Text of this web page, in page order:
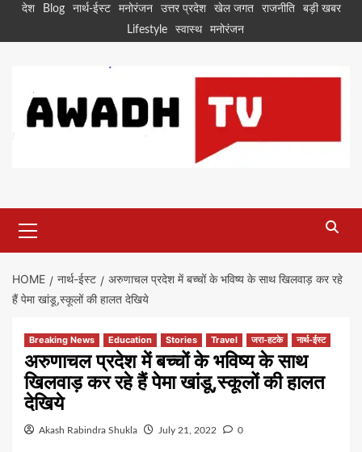
Skipदेश Blog नार्थ-ईस्ट मनोरंजन उत्तर प्रदेश खेल जगत राजनीति
बड़ी खबर
Lifestyle
स्वास्थ मनोरंजन
Menu
HOME नार्थ-ईस्ट
अरुणाचल प्रदेश में बच्चों के भविष्य के साथ खिलवाड़ कर रहे
हैं पेमा खांडू,स्कूलों की हालत देखिये
Breaking News Education Stories Travel जरा-हटके नार्थ-ईस्ट
अरुणाचल प्रदेश में बच्चों के भविष्य के साथ
खिलवाड़ कर रहे हैं पेमा खांडू,स्कूलों की हालत
देखिये
Akash Rabindra Shukla July 21, 2022 0